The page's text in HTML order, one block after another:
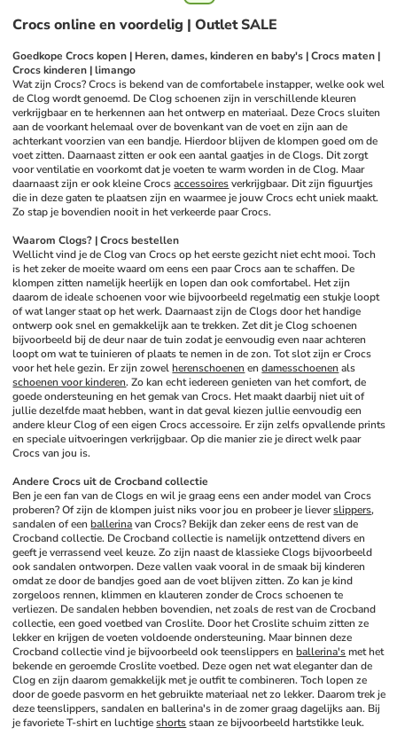
Crocs online en voordelig | Outlet SALE
Goedkope Crocs kopen | Heren, dames, kinderen en baby's | Crocs maten |
Crocs kinderen | limango
Wat zijn Crocs? Crocs is bekend van de comfortabele instapper, welke ook wel
de Clog wordt genoemd. De Clog schoenen zijn in verschillende kleuren
verkrijgbaar en te herkennen aan het ontwerp en materiaal. Deze Crocs sluiten
aan de voorkant helemaal over de bovenkant van de voet en zijn aan de
achterkant voorzien van een bandje. Hierdoor blijven de klompen goed om de
voet zitten. Daarnaast zitten er ook een aantal gaatjes in de Clogs. Dit zorgt
voor ventilatie en voorkomt dat je voeten te warm worden in de Clog. Maar
daarnaast zijn er ook kleine Crocs accessoires verkrijgbaar. Dit zijn figuurtjes
die in deze gaten te plaatsen zijn en waarmee je jouw Crocs echt uniek maakt.
Zo stap je bovendien nooit in het verkeerde paar Crocs.
Waarom Clogs? | Crocs bestellen
Wellicht vind je de Clog van Crocs op het eerste gezicht niet echt mooi. Toch
is het zeker de moeite waard om eens een paar Crocs aan te schaffen. De
klompen zitten namelijk heerlijk en lopen dan ook comfortabel. Het zijn
daarom de ideale schoenen voor wie bijvoorbeeld regelmatig een stukje loopt
of wat langer staat op het werk. Daarnaast zijn de Clogs door het handige
ontwerp ook snel en gemakkelijk aan te trekken. Zet dit je Clog schoenen
bijvoorbeeld bij de deur naar de tuin zodat je eenvoudig even naar achteren
loopt om wat te tuinieren of plaats te nemen in de zon. Tot slot zijn er Crocs
voor het hele gezin. Er zijn zowel herenschoenen en damesschoenen
schoenen voor kinderen. Zo kan echt iedereen genieten van het comfort, de
goede ondersteuning en het gemak van Crocs. Het maakt daarbij niet uit of
jullie dezelfde maat hebben, want in dat geval kiezen jullie eenvoudig een
andere kleur Clog of een eigen Crocs accessoire. Er zijn zelfs opvallende prints
en speciale uitvoeringen verkrijgbaar. Op die manier zie je direct welk paar
Crocs van jou is.
Andere Crocs uit de Crocband collectie
Ben je een fan van de Clogs en wil je graag eens een ander model van Crocs
proberen? Of zijn de klompen juist niks voor jou en probeer je liever slippers,
sandalen of een ballerina van Crocs? Bekijk dan zeker eens de rest van de
Crocband collectie. De Crocband collectie is namelijk ontzettend divers en
geeft je verrassend veel keuze. Zo zijn naast de klassieke Clogs bijvoorbeeld
ook sandalen ontworpen. Deze vallen vaak vooral in de smaak bij kinderen
omdat ze door de bandjes goed aan de voet blijven zitten. Zo kan je kind
zorgeloos rennen, klimmen en klauteren zonder de Crocs schoenen te
verliezen. De sandalen hebben bovendien, net zoals de rest van de Crocband
collectie, een goed voetbed van Croslite. Door het Croslite schuim zitten ze
lekker en krijgen de voeten voldoende ondersteuning. Maar binnen deze
Crocband collectie vind je bijvoorbeeld ook teenslippers en ballerina's met het
bekende en geroemde Croslite voetbed. Deze ogen net wat eleganter dan de
Clog en zijn daarom gemakkelijk met je outfit te combineren. Toch lopen ze
door de goede pasvorm en het gebruikte materiaal net zo lekker. Daarom trek je
deze teenslippers, sandalen en ballerina's in de zomer graag dagelijks aan. Bij
je favoriete T-shirt en luchtige shorts staan ze bijvoorbeeld hartstikke leuk.